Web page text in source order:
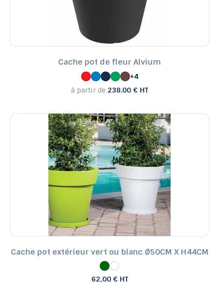
Cache pot de fleur Alvium
+4
à partir de 238.00 € HT
Cache pot extérieur vert ou blanc Ø50CM X H44CM
62,00 € HT